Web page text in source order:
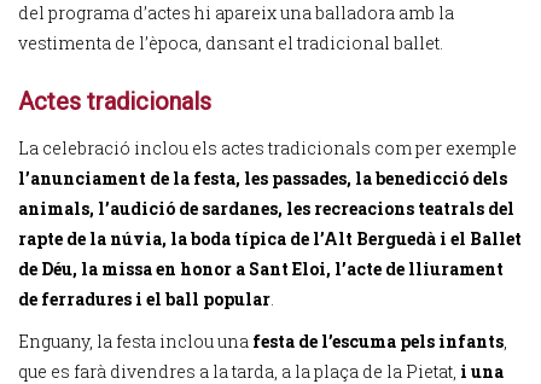
del programa d’actes hi apareix una balladora amb la
vestimenta de l’època, dansant el tradicional ballet.
Actes tradicionals
La celebració inclou els actes tradicionals com per exemple
l’anunciament de la festa, les passades, la benedicció dels
animals, l’audició de sardanes, les recreacions teatrals del
rapte de la núvia, la boda típica de l’Alt Berguedà i el Ballet
de Déu, la missa en honor a Sant Eloi, l’acte de lliurament
de ferradures i el ball popular.
Enguany, la festa inclou una festa de l’escuma pels infants,
que es farà divendres a la tarda, a la plaça de la Pietat, i una